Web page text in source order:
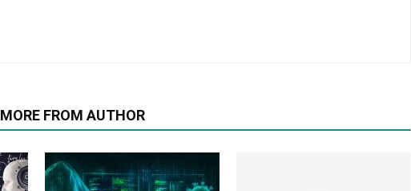
MORE FROM AUTHOR